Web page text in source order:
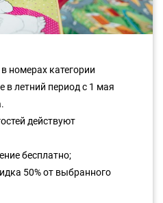
номерах категории
летний период с 1 мая
действуют
бесплатно;
50% от выбранного